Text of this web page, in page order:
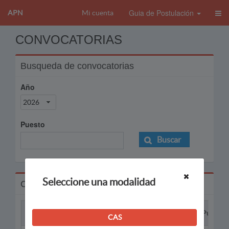
APN Mi cuenta Guia de Postulación
CONVOCATORIAS
Busqueda de convocatorias
Año
2026
Puesto
Buscar
Convocatorias
Puesto
Seleccione una modalidad
CAS